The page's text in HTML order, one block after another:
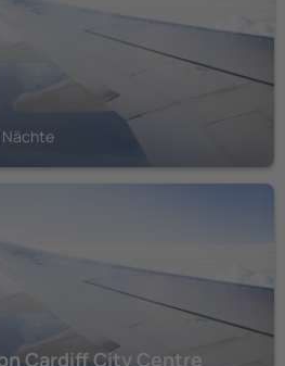
Nächte
Cardiff City Centre